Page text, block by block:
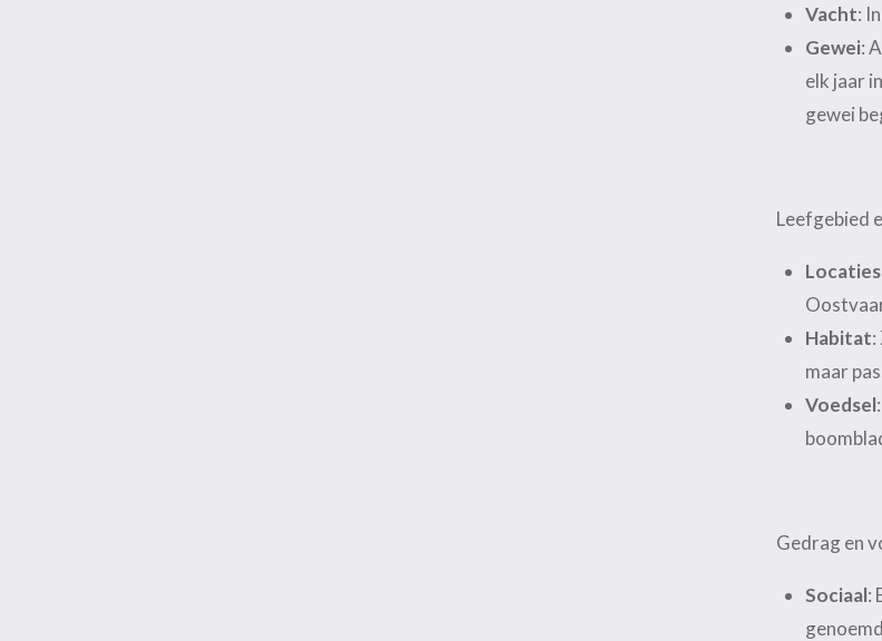
Vacht:
Gewei:
elk jaar
gewei
Leefgebied
Locaties
Habitat:
maar
Voedsel
Gedrag en
Sociaal: